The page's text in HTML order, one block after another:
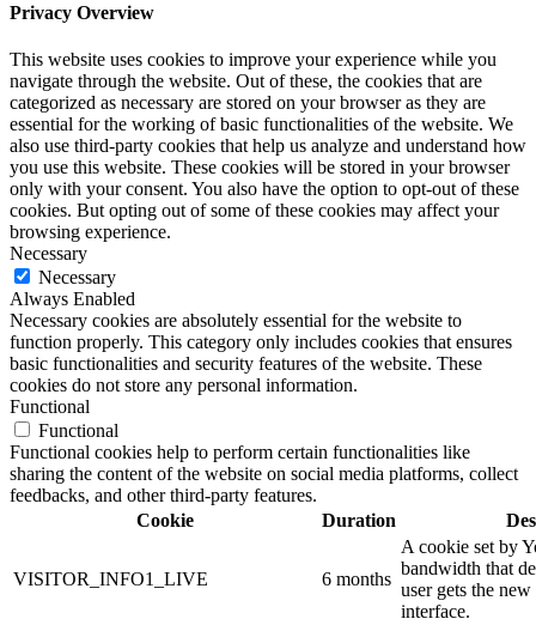
Privacy Overview
This website uses cookies to improve your experience while you
navigate through the website. Out of these, the cookies that are
categorized as necessary are stored on your browser as they are
essential for the working of basic functionalities of the website. We
also use third-party cookies that help us analyze and understand how
you use this website. These cookies will be stored in your browser
only with your consent. You also have the option to opt-out of these
cookies. But opting out of some of these cookies may affect your
browsing experience.
Necessary
Necessary
Always Enabled
Necessary cookies are absolutely essential for the website to
function properly. This category only includes cookies that ensures
basic functionalities and security features of the website. These
cookies do not store any personal information.
Functional
Functional
Functional cookies help to perform certain functionalities like
sharing the content of the website on social media platforms, collect
feedbacks, and other third-party features.
Cookie
Duration
VISITOR_INFO1_LIVE 6 months
A cookie set by
bandwidth that
user gets the
interface.